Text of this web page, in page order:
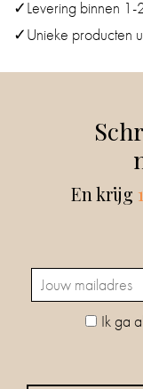
✓Levering binnen 1-
✓Unieke producten
En krijg
Ik ga